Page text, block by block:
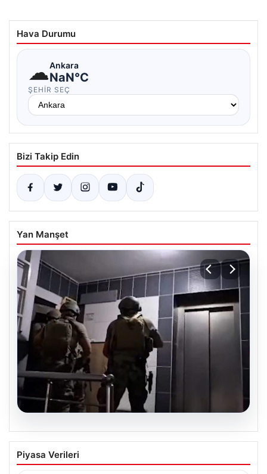
Hava Durumu
☁Ankara
NaN°C
ŞEHIR SEÇ
Bizi Takip Edin
Yan Manşet
İntihar Eden Kişinin Mektubunda Ortaya
Çıkan İsimler ile Milyarlık Tefecilik
Piyasa Verileri